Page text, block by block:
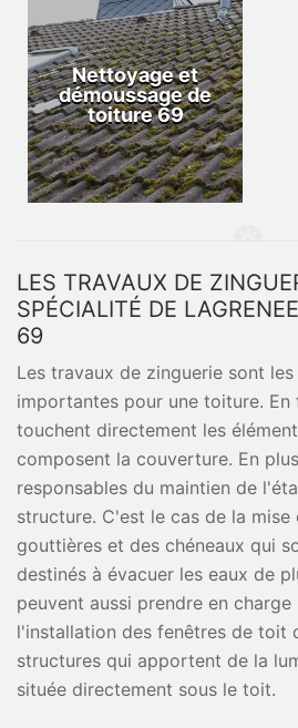
Nettoyage et
démoussage de
toiture 69
LES TRAVAUX DE
SPÉCIALITÉ DE
69
Les travaux de zinguerie sont
importantes pour une toiture. En
touchent directement les
composent la couverture. En
responsables du maintien de
structure. C'est le cas de la mise
gouttières et des chéneaux qui
destinés à évacuer les eaux de
peuvent aussi prendre en charge
l'installation des fenêtres de toit
structures qui apportent de la
située directement sous le toit.